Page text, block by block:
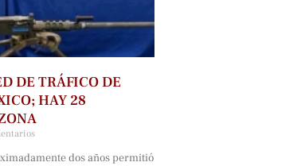
DE TRÁFICO DE
HAY 28
dos años permitió